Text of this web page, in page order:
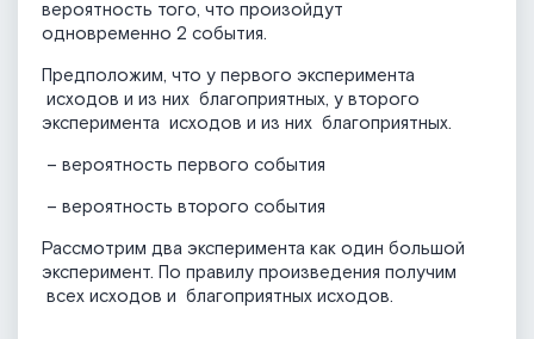
вероятность того, что произойдут
одновременно 2 события.
Предположим, что у первого эксперимента
исходов и из них благоприятных, у второго
эксперимента исходов и из них благоприятных.
– вероятность первого события
– вероятность второго события
Рассмотрим два эксперимента как один большой
эксперимент. По правилу произведения получим
всех исходов и благоприятных исходов.